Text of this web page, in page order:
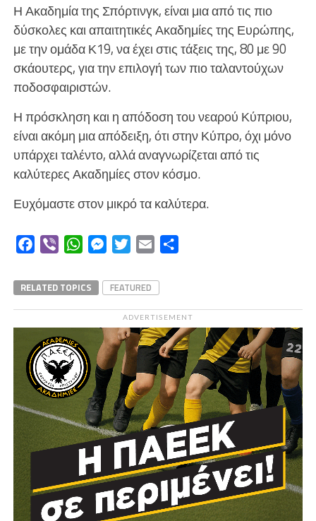
Η Ακαδημία της Σπόρτινγκ, είναι μια από τις πιο
δύσκολες και απαιτητικές Ακαδημίες της Ευρώπης,
με την ομάδα Κ19, να έχει στις τάξεις της, 80 με 90
σκάουτερς, για την επιλογή των πιο ταλαντούχων
ποδοσφαιριστών.
Η πρόσκληση και η απόδοση του νεαρού Κύπριου,
είναι ακόμη μια απόδειξη, ότι στην Κύπρο, όχι μόνο
υπάρχει ταλέντο, αλλά αναγνωρίζεται από τις
καλύτερες Ακαδημίες στον κόσμο.
Ευχόμαστε στον μικρό τα καλύτερα.
Facebook
Viber WhatsAppMessengerTwitterEmail
RELATED TOPICS FEATURED
ADVERTISEMENT